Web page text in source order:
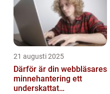
21 augusti 2025
Därför är din webbläsares
minnehantering ett
underskattat